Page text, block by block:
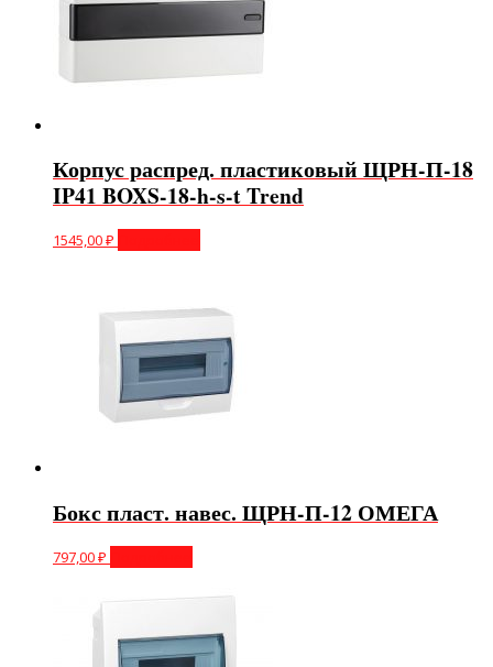
Корпус распред. пластиковый ЩРН-П-18
IP41 BOXS-18-h-s-t Trend
1545,00₽
Бокс пласт. навес. ЩРН-П-12 ОМЕГА
797,00₽